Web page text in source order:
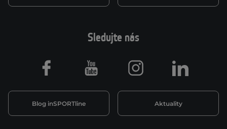
Sledujte nás
Blog inSPORTline Aktuality
Facebook Youtube Instagram LinkedIn